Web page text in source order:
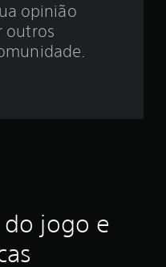
e
opinião
outros
do jogo e